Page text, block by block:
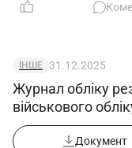
ІНШЕ 31.12.2025
Журнал обліку
військового
Документ